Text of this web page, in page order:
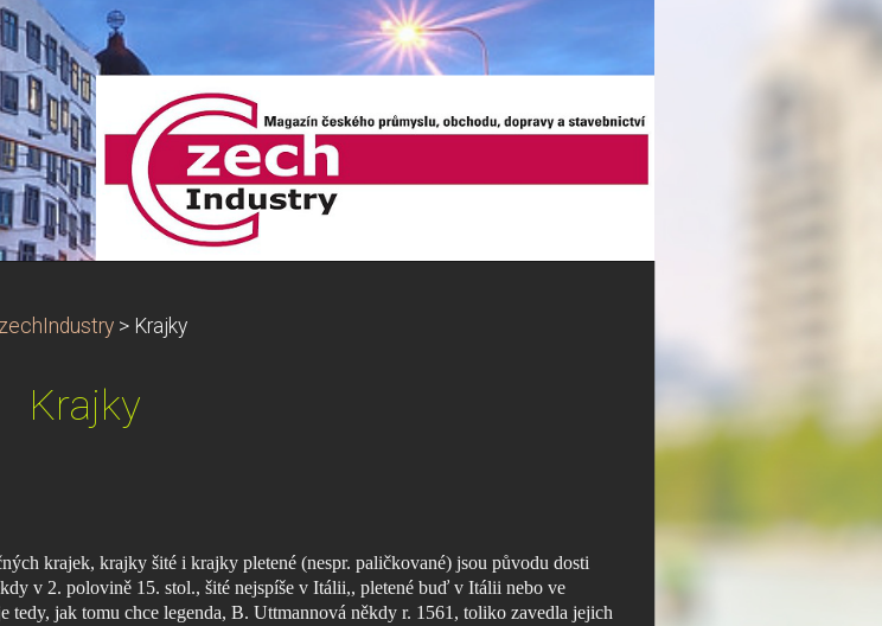
> Krajky
Krajky
krajek, krajky šité i krajky pletené (nespr. paličkované) jsou původu dosti
v 2. polovině 15. stol., šité nejspíše v Itálii,, pletené buď v Itálii nebo ve
tedy, jak tomu chce legenda, B. Uttmannová někdy r. 1561, toliko zavedla jejich